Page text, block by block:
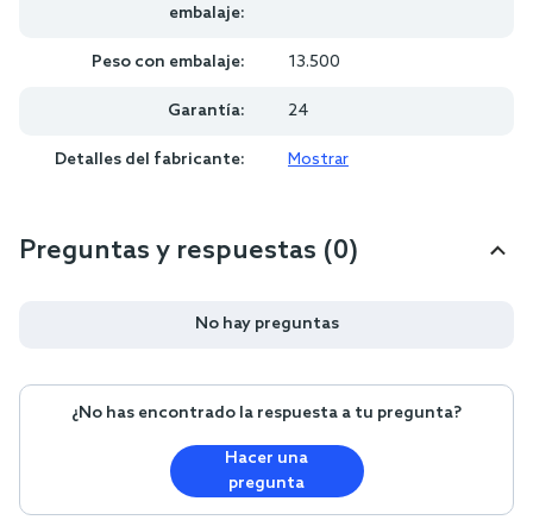
embalaje:
Peso con embalaje: 13.500
Garantía: 24
Detalles del fabricante: Mostrar
Preguntas y respuestas (0)
No hay preguntas
¿No has encontrado la respuesta a tu pregunta?
Hacer una
pregunta